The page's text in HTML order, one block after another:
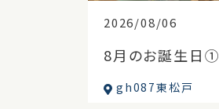
2026/08/06
8月のお誕生日①
gh087東松戸